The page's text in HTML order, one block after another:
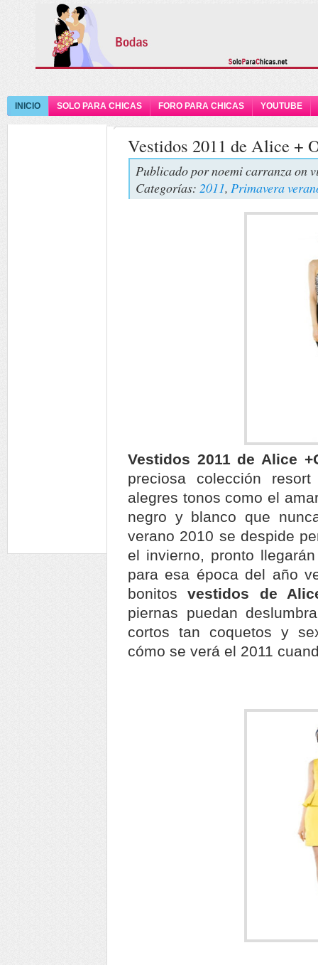
INICIO SOLO PARA CHICAS FORO PARA CHICAS YOUTUBE
Vestidos 2011 de Alice +
Publicado pornoemi carranzaon
Categorías: 2011, Primavera
Vestidos 2011 de Alice
preciosa colección
alegres tonos como el
negro y blanco que
verano 2010 se despide
el invierno, pronto
para esa época del año
bonitosvestidos de
piernas puedan
cortos tan coquetos y
cómo se verá el 2011